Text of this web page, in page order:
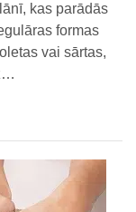
kas parādās
formas
vai sārtas,